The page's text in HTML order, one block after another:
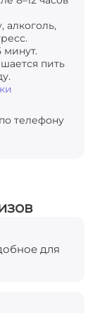
минут.
пить
телефону
для